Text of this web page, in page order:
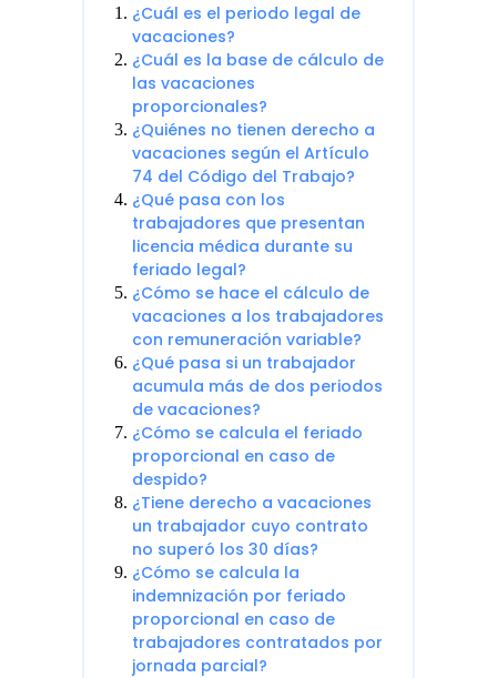
¿Cuál es el periodo legal de
vacaciones?
¿Cuál es la base de cálculo de
las vacaciones
proporcionales?
¿Quiénes no tienen derecho a
vacaciones según el Artículo
74 del Código del Trabajo?
¿Qué pasa con los
trabajadores que presentan
licencia médica durante su
feriado legal?
¿Cómo se hace el cálculo de
vacaciones a los trabajadores
con remuneración variable?
¿Qué pasa si un trabajador
acumula más de dos periodos
de vacaciones?
¿Cómo se calcula el feriado
proporcional en caso de
despido?
¿Tiene derecho a vacaciones
un trabajador cuyo contrato
no superó los 30 días?
¿Cómo se calcula la
indemnización por feriado
proporcional en caso de
trabajadores contratados por
jornada parcial?